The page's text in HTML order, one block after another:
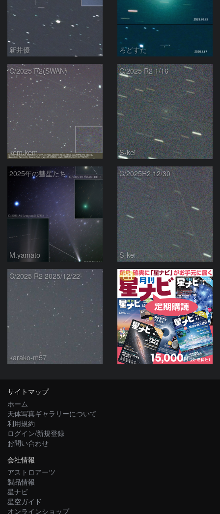
新井優 ろどすた
C/2025 R2(SWAN)
kem.kem
C/2025 R2 1/16
S-kei
2025年の彗星たち
M.yamato
C/2025R2 12/30
S-kei
C/2025 R2 2025/12/22
karako-m57
PR
サイトマップ
ホーム
天体写真ギャラリーについて
利用規約
ログイン/新規登録
お問い合わせ
会社情報
アストロアーツ
製品情報
星ナビ
星空ガイド
オンラインショップ